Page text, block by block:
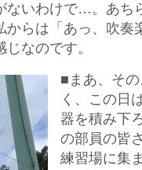
ないわけで…。あち
からは「あっ、吹奏
なのです。
■まあ、そ
く、この日
器を積み下
の部員の皆
練習場に集